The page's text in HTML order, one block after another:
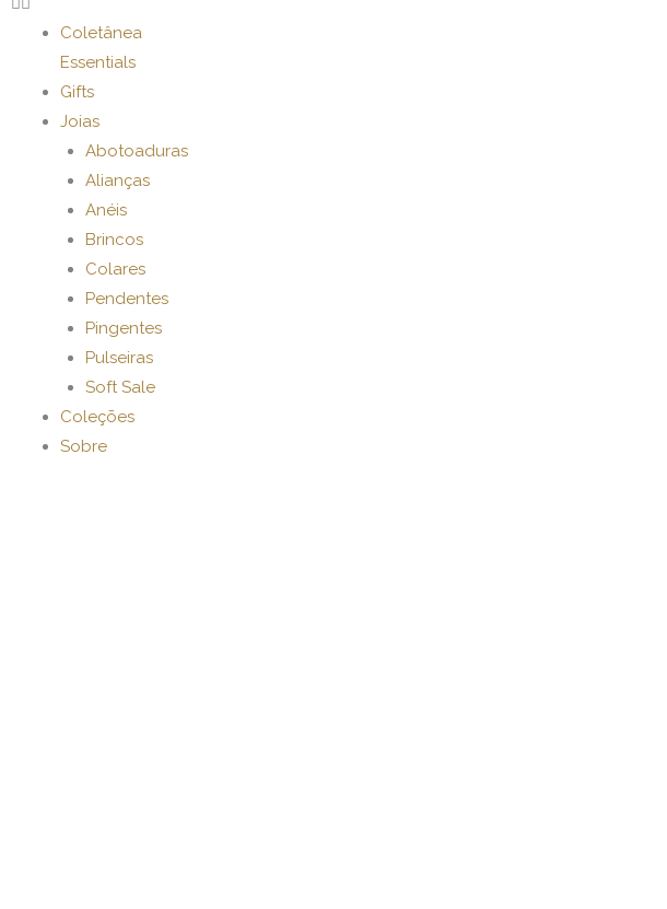
Coletânea
Essentials
Gifts
Joias
Abotoaduras
Alianças
Anéis
Brincos
Colares
Pendentes
Pingentes
Pulseiras
Soft Sale
Coleções
Sobre